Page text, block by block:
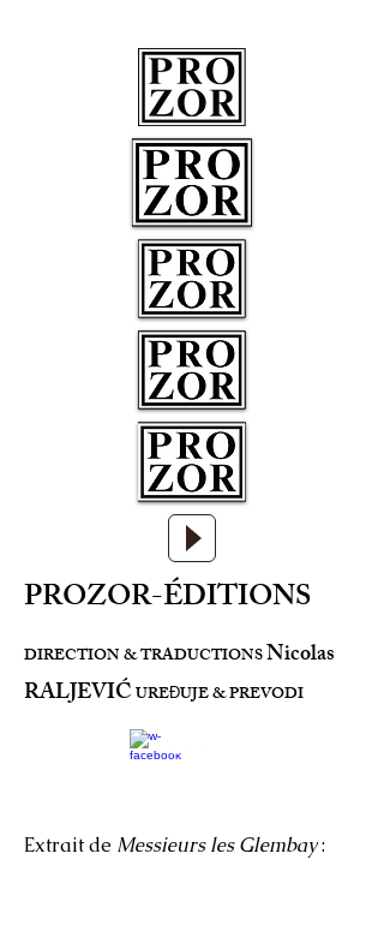
PROZOR-ÉDITIONS
DIRECTION & TRADUCTIONSNicolas
RALJEVIĆUREĐUJE & PREVODI
Extrait de Messieurs les Glembay: